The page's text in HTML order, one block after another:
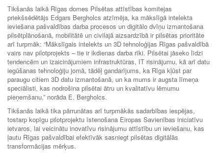
Tikšanās laikā Rīgas domes Pilsētas attīstības komitejas
priekšsēdētājs Edgars Bergholcs atzīmēja, ka mākslīgā intelekta
ieviešana pašvaldības darba procesos un digitālo dvīņu izmantošana
pilsētplānošanā, mobilitātē un civilajā aizsardzībā ir pilsētas prioritāte
arī turpmāk: “Mākslīgais intelekts un 3D tehnoloģijas Rīgas pašvaldībā
vairs nav pilotprojekts – tie ir ikdienas darba rīki. Pilsētai jāseko līdzi
tendencēm un izaicinājumiem infrastruktūras, IT risinājumu, kā arī datu
iegūšanas tehnoloģiju jomā, tādēļ gandarījums, ka Rīga kļūst par
paraugu citiem 3D datu izmantošanā, un ka mums ir augsta līmeņa
speciālisti, kas nodrošina pilsētai ātru un kvalitatīvu lēmumu
pieņemšanu,” norāda E. Bergholcs.
Tikšanās laikā tika pārrunātas arī turpmākās sadarbības iespējas,
tostarp kopīgu pilotprojektu īstenošana Eiropas Savienības iniciatīvu
ietvaros, lai veicinātu inovatīvu risinājumu attīstību un ieviešanu, kas
ļautu Rīgas pašvaldībai efektīvāk sasniegt pilsētas digitālās
transformācijas mērķus.